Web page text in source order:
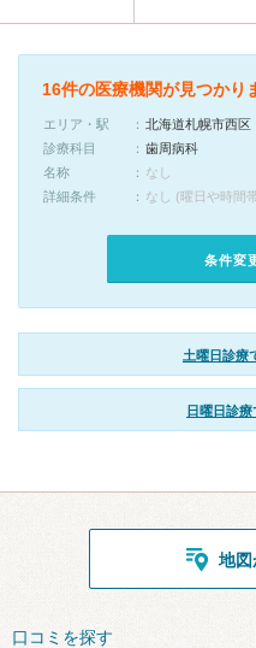
16件の医療機関が見つかり
エリア・駅
北海道札幌市西区
診療科目
歯周病科
名称
なし
詳細条件
なし (曜日や時間
条件変
土曜日診療
日曜日診
地図
口コミを探す